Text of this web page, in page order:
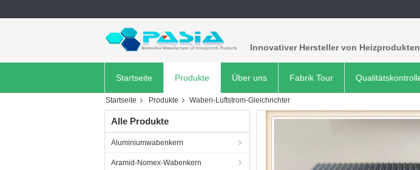
Innovativer Hersteller von
Startseite Produkte Über uns Fabrik Tour
Startseite Produkte Waben-Luftstrom-Gleichrichter
Alle Produkte
Aluminiumwabenkern
Aramid-Nomex-Wabenkern